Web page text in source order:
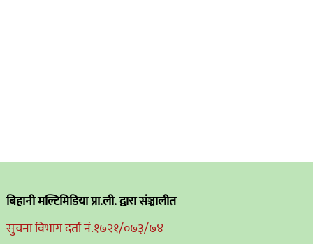
बिहानी मल्टिमिडिया प्रा.ली. द्वारा संञ्चालीत
सुचना विभाग दर्ता नं.१७२१/०७३/७४